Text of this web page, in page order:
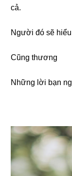
cả.
Người đó sẽ
Cũng thương
Những lời bạn